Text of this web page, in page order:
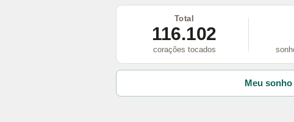
Total
116.102
corações tocados
Meu